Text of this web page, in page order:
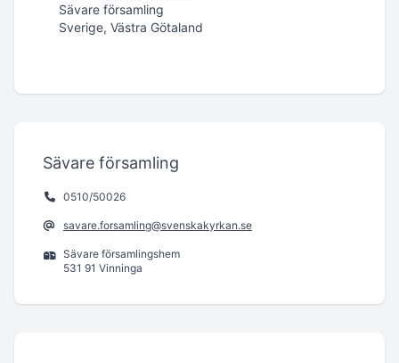
Sävare församling
Sverige, Västra Götaland
Sävare församling
0510/50026
savare.forsamling@svenskakyrkan.se
Sävare församlingshem
531 91 Vinninga